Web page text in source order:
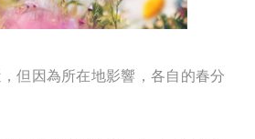
但因為所在地影響，各自的春分